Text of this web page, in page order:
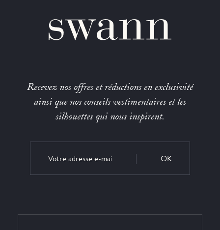
Recevez nos offres et réductions en exclusivité
ainsi que nos conseils vestimentaires et les
silhouettes qui nous inspirent.
OK